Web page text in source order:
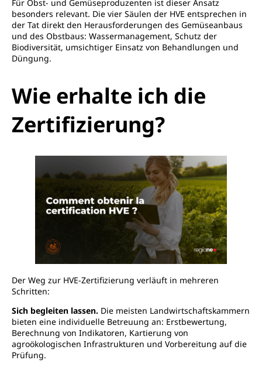
Für Obst- und Gemüseproduzenten ist dieser Ansatz
besonders relevant. Die vier Säulen der HVE entsprechen in
der Tat direkt den Herausforderungen des Gemüseanbaus
und des Obstbaus: Wassermanagement, Schutz der
Biodiversität, umsichtiger Einsatz von Behandlungen und
Düngung.
Wie erhalte ich die
Zertifizierung?
Der Weg zur HVE-Zertifizierung verläuft in mehreren
Schritten:
Sich begleiten lassen. Die meisten Landwirtschaftskammern
bieten eine individuelle Betreuung an: Erstbewertung,
Berechnung von Indikatoren, Kartierung von
agroökologischen Infrastrukturen und Vorbereitung auf die
Prüfung.